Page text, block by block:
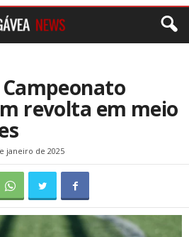
revolta em meio
janeiro de 2025